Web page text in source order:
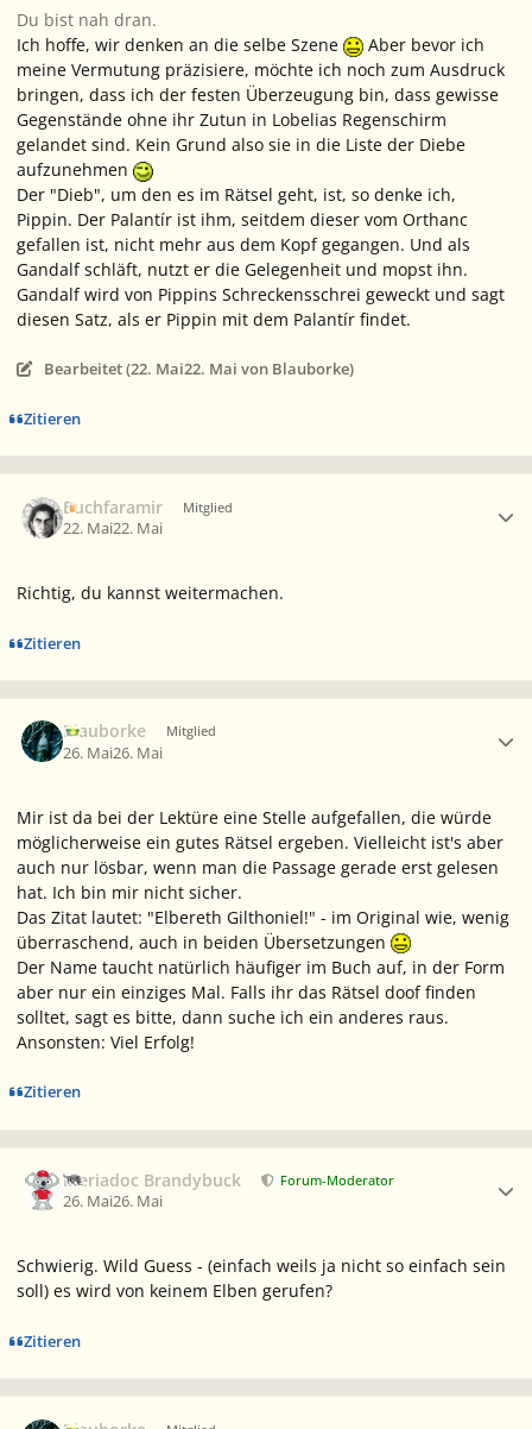
Du bist nah dran.
Ich hoffe, wir denken an die selbe Szene
Aber bevor ich
meine Vermutung präzisiere, möchte ich noch zum Ausdruck
bringen, dass ich der festen Überzeugung bin, dass gewisse
Gegenstände ohne ihr Zutun in Lobelias Regenschirm
gelandet sind. Kein Grund also sie in die Liste der Diebe
aufzunehmen
Der "Dieb", um den es im Rätsel geht, ist, so denke ich,
Pippin. Der Palantír ist ihm, seitdem dieser vom Orthanc
gefallen ist, nicht mehr aus dem Kopf gegangen. Und als
Gandalf schläft, nutzt er die Gelegenheit und mopst ihn.
Gandalf wird von Pippins Schreckensschrei geweckt und sagt
diesen Satz, als er Pippin mit dem Palantír findet.
Bearbeitet (22. Mai22. Mai von Blauborke)
Zitieren
Buchfaramir Mitglied
22. Mai22. Mai
Richtig, du kannst weitermachen.
Zitieren
Blauborke Mitglied
26. Mai26. Mai
Mir ist da bei der Lektüre eine Stelle aufgefallen, die würde
möglicherweise ein gutes Rätsel ergeben. Vielleicht ist's aber
auch nur lösbar, wenn man die Passage gerade erst gelesen
hat. Ich bin mir nicht sicher.
Das Zitat lautet: "Elbereth Gilthoniel!" - im Original wie, wenig
überraschend, auch in beiden Übersetzungen
Der Name taucht natürlich häufiger im Buch auf, in der Form
aber nur ein einziges Mal. Falls ihr das Rätsel doof finden
solltet, sagt es bitte, dann suche ich ein anderes raus.
Ansonsten: Viel Erfolg!
Zitieren
Meriadoc Brandybuck Forum-Moderator
26. Mai26. Mai
Schwierig. Wild Guess - (einfach weils ja nicht so einfach sein
soll) es wird von keinem Elben gerufen?
Zitieren